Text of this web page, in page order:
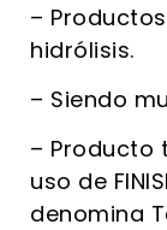
–
hidrólisis.
– Siendo
– Producto
uso de
denomina